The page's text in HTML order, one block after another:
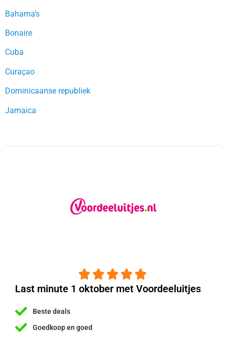
Bahama’s
Bonaire
Cuba
Curaçao
Dominicaanse republiek
Jamaica
    
Last minute 1 oktober met Voordeeluitjes
Beste deals
Goedkoop en goed